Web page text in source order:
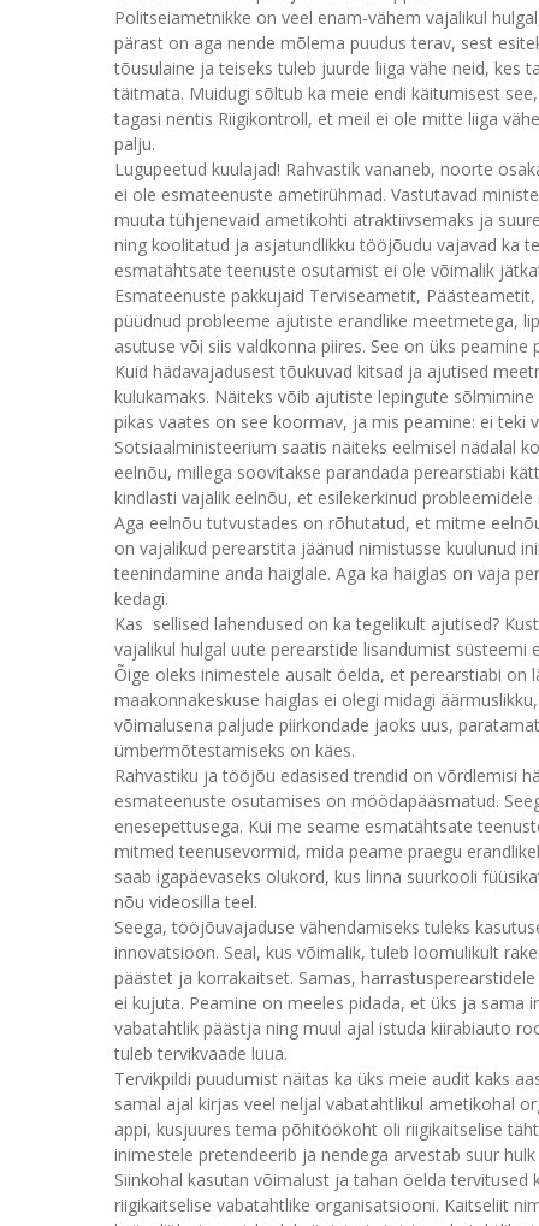
Politseiametnikke on veel enam-vähem vajalikul
pärast on aga nende mõlema puudus terav, sest
tõusulaine ja teiseks tuleb juurde liiga vähe neid, kes
täitmata. Muidugi sõltub ka meie endi käitumisest
tagasi nentis Riigikontroll, et meil ei ole mitte liiga
palju.
Lugupeetud kuulajad! Rahvastik vananeb, noorte
ei ole esmateenuste ametirühmad. Vastutavad
muuta tühjenevaid ametikohti atraktiivsemaks ja
ning koolitatud ja asjatundlikku tööjõudu vajavad ka
esmatähtsate teenuste osutamist ei ole võimalik
Esmateenuste pakkujaid Terviseametit,
püüdnud probleeme ajutiste erandlike meetmetega,
asutuse või siis valdkonna piires. See on üks
Kuid hädavajadusest tõukuvad kitsad ja ajutised
kulukamaks. Näiteks võib ajutiste lepingute
pikas vaates on see koormav, ja mis peamine: ei teki
Sotsiaalministeerium saatis näiteks eelmisel nädalal
eelnõu, millega soovitakse parandada perearstiabi
kindlasti vajalik eelnõu, et esilekerkinud
Aga eelnõu tutvustades on rõhutatud, et mitme
on vajalikud perearstita jäänud nimistusse kuulunud
teenindamine anda haiglale. Aga ka haiglas on vaja
kedagi.
Kas sellised lahendused on ka tegelikult ajutised?
vajalikul hulgal uute perearstide lisandumist
Õige oleks inimestele ausalt öelda, et perearstiabi
maakonnakeskuse haiglas ei olegi midagi
võimalusena paljude piirkondade jaoks uus,
ümbermõtestamiseks on käes.
Rahvastiku ja tööjõu edasised trendid on võrdlemisi
esmateenuste osutamises on möödapääsmatud.
enesepettusega. Kui me seame esmatähtsate
mitmed teenusevormid, mida peame praegu
saab igapäevaseks olukord, kus linna suurkooli
nõu videosilla teel.
Seega, tööjõuvajaduse vähendamiseks tuleks
innovatsioon. Seal, kus võimalik, tuleb loomulikult
päästet ja korrakaitset. Samas,
ei kujuta. Peamine on meeles pidada, et üks ja sama
vabatahtlik päästja ning muul ajal istuda kiirabiauto
tuleb tervikvaade luua.
Tervikpildi puudumist näitas ka üks meie audit kaks
samal ajal kirjas veel neljal vabatahtlikul ametikohal
appi, kusjuures tema põhitöökoht oli riigikaitselise
inimestele pretendeerib ja nendega arvestab suur
Siinkohal kasutan võimalust ja tahan öelda
riigikaitselise vabatahtlike organisatsiooni. Kaitseliit